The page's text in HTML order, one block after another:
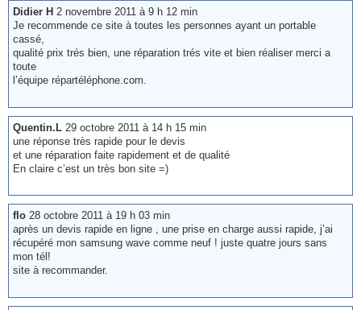
Didier H 2 novembre 2011 à 9 h 12 min
Je recommende ce site à toutes les personnes ayant un portable
cassé,
qualité prix trés bien, une réparation trés vite et bien réaliser merci a
toute
l’équipe répartéléphone.com.
Quentin.L 29 octobre 2011 à 14 h 15 min
une réponse très rapide pour le devis
et une réparation faite rapidement et de qualité
En claire c’est un très bon site =)
flo 28 octobre 2011 à 19 h 03 min
après un devis rapide en ligne , une prise en charge aussi rapide, j’ai
récupéré mon samsung wave comme neuf ! juste quatre jours sans
mon tél!
site à recommander.